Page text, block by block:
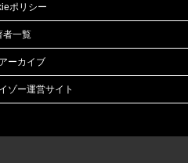
ポリシー
者一覧
ーカイブ
ゾー運営サイト